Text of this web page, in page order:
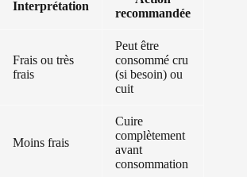
Interprétation
recommandée
Frais ou très
frais
Peut être
consommé cru
(si besoin) ou
cuit
Moins frais
Cuire
complètement
avant
consommation